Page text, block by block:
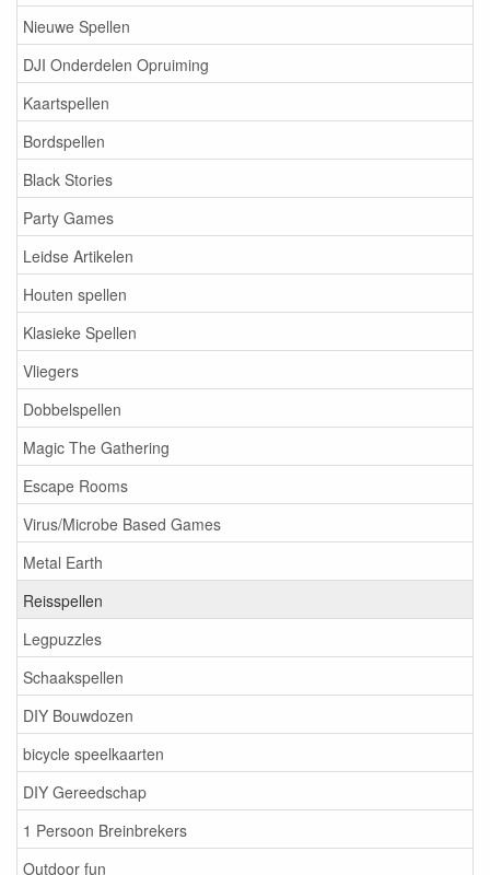
Nieuwe Spellen
DJI Onderdelen Opruiming
Kaartspellen
Bordspellen
Black Stories
Party Games
Leidse Artikelen
Houten spellen
Klasieke Spellen
Vliegers
Dobbelspellen
Magic The Gathering
Escape Rooms
Virus/Microbe Based Games
Metal Earth
Reisspellen
Legpuzzles
Schaakspellen
DIY Bouwdozen
bicycle speelkaarten
DIY Gereedschap
1 Persoon Breinbrekers
Outdoor fun